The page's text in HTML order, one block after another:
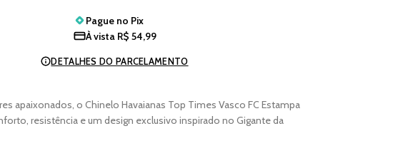
Pague no Pix
À vista R$ 54,99
DETALHES DO PARCELAMENTO
apaixonados, o Chinelo Havaianas Top Times Vasco FC Estampa
resistência e um design exclusivo inspirado no Gigante da